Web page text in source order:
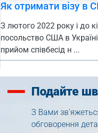
Як отримати візу в
З лютого 2022 року і до
посольство США в
прийом співбесід н ...
Подайте
З Вами
обговорення